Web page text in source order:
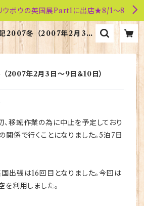
ウボウの英国展Part1に出店★8/1～8
2007冬 （2007年2月3日
日） | 英国雑貨専門店ブリ
ティッシュ・ライフ
2007年2月3日～9日＆10日）
移転作業の為に中止を予定しており
関係で行くことになりました。5泊7日
出張は16回目となりました。今回は
利用しました。